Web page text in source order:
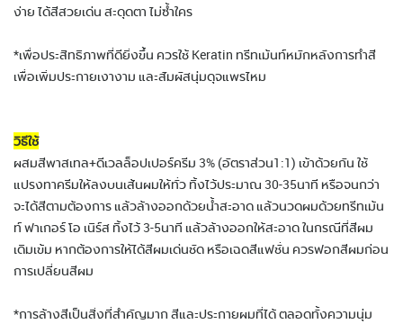
ง่าย ได้สีสวยเด่น สะดุดตา ไม่ซ้ำใคร
*เพื่อประสิทธิภาพที่ดียิ่งขึ้น ควรใช้ Keratin ทรีทเม้นท์หมักหลังการทำสี
เพื่อเพิ่มประกายเงางาม และสัมผัสนุ่มดุจแพรไหม
วิธีใช้
ผสมสีพาสเทล+ดีเวลล็อปเปอร์ครีม 3% (อัตราส่วน1:1) เข้าด้วยกัน ใช้
แปรงทาครีมให้ลงบนเส้นผมให้ทั่ว ทิ้งไว้ประมาณ 30-35นาที หรือจนกว่า
จะได้สีตามต้องการ แล้วล้างออกด้วยน้ำสะอาด แล้วนวดผมด้วยทรีทเม้น
ท์ ฟาเกอร์ โอ เนิร์ส ทิ้งไว้ 3-5นาที แล้วล้างออกให้สะอาด ในกรณีที่สีผม
เดิมเข้ม หากต้องการให้ได้สีผมเด่นชัด หรือเฉดสีแฟชั่น ควรฟอกสีผมก่อน
การเปลี่ยนสีผม
*การล้างสีเป็นสิ่งที่สำคัญมาก สีและประกายผมที่ได้ ตลอดทั้งความนุ่ม